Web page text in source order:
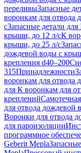
переливыЗапасные
воронкам для отвода
сЗапасные детали
крыши, до 12 л/сК
крыши, до 25 л/с
дождевой воды с
крепления d40–200
315Принадлежности
воронкам для
для К воронкам для
креплений
для отвода дождевой
Воронки для отвода
для пароизоляции
программное
Geberit Mepla